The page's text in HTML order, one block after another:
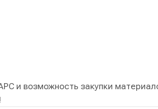
и возможность закупки